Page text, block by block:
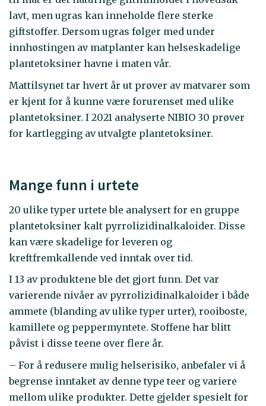
lavt, men ugras kan inneholde flere sterke
giftstoffer. Dersom ugras følger med under
innhøstingen av matplanter kan helseskadelige
plantetoksiner havne i maten vår.
Mattilsynet tar hvert år ut prøver av matvarer som
er kjent for å kunne være forurenset med ulike
plantetoksiner. I 2021 analyserte NIBIO 30 prøver
for kartlegging av utvalgte plantetoksiner.
Mange funn i urtete
20 ulike typer urtete ble analysert for en gruppe
plantetoksiner kalt pyrrolizidinalkaloider. Disse
kan være skadelige for leveren og
kreftfremkallende ved inntak over tid.
I 13 av produktene ble det gjort funn. Det var
varierende nivåer av pyrrolizidinalkaloider i både
ammete (blanding av ulike typer urter), rooiboste,
kamillete og peppermyntete. Stoffene har blitt
påvist i disse teene over flere år.
– For å redusere mulig helserisiko, anbefaler vi å
begrense inntaket av denne type teer og variere
mellom ulike produkter. Dette gjelder spesielt for